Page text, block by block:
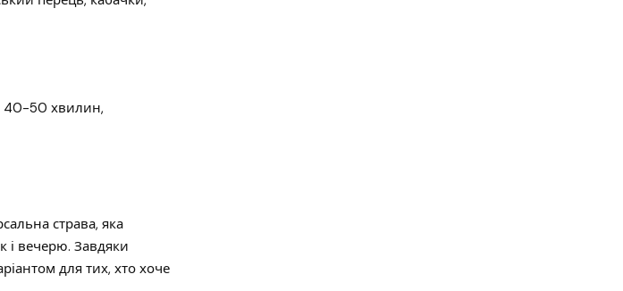
40-50 хвилин,
страва, яка
і вечерю. Завдяки
для тих, хто хоче